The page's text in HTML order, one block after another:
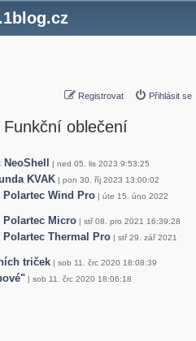
Registrovat Přihlásit se
Funkční oblečení
| ned 05. lis 2023 9:53:25
KVAK| pon 30. říj 2023 13:00:02
Polartec Wind Pro| úte 15. úno 2022
Polartec Micro| stř 08. pro 2021 16:39:28
Polartec Thermal Pro| stř 29. zář 2021
triček| sob 11. črc 2020 18:08:39
| sob 11. črc 2020 18:06:18